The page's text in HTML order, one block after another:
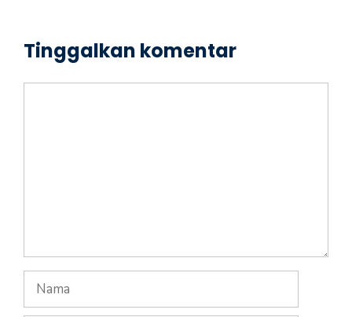
Tinggalkan komentar
Nama